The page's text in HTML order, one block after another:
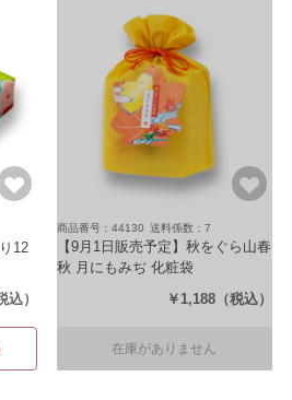
12
込）
商品番号：44130 送料係数：7
【9月1日販売予定】秋をぐら山春
秋 月にもみぢ 化粧袋
￥1,188 （税込）
在庫がありません